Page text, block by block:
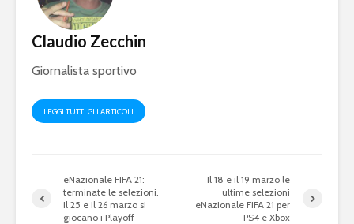
Claudio Zecchin
Giornalista sportivo
LEGGI TUTTI GLI ARTICOLI
eNazionale FIFA 21:
terminate le selezioni.
Il 25 e il 26 marzo si
giocano i Playoff
Il 18 e il 19 marzo le
ultime selezioni
eNazionale FIFA 21 per
PS4 e Xbox
metà settembre la
eFootball 2025